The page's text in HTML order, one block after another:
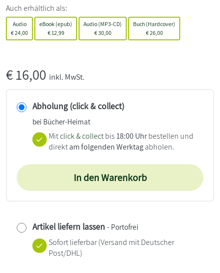
Auch erhältlich als:
Audio
€24,00
eBook (epub)
€12,99
Audio (MP3-CD)
€30,00
Buch (Hardcover)
€26,00
€16,00 inkl. MwSt.
Abholung (click & collect)
bei Bücher-Heimat
Mitclick & collect bis18:00 Uhrbestellen und
direktam folgenden Werktagabholen.
In den Warenkorb
Artikel liefern lassen - Portofrei
Sofort lieferbar(Versand mit Deutscher
Post/DHL)